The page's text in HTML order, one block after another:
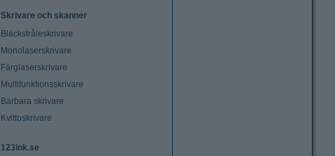
Skrivare och skanner
Bläckstråleskrivare
Monolaserskrivare
Färglaserskrivare
Multifunktionsskrivare
Bärbara skrivare
Kvittoskrivare
123ink.se